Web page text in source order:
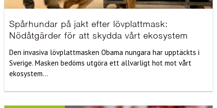
Spårhundar på jakt efter lövplattmask:
Nödåtgärder för att skydda vårt ekosystem
Den invasiva lövplattmasken Obama nungara har upptäckts i
Sverige. Masken bedöms utgöra ett allvarligt hot mot vårt
ekosystem...